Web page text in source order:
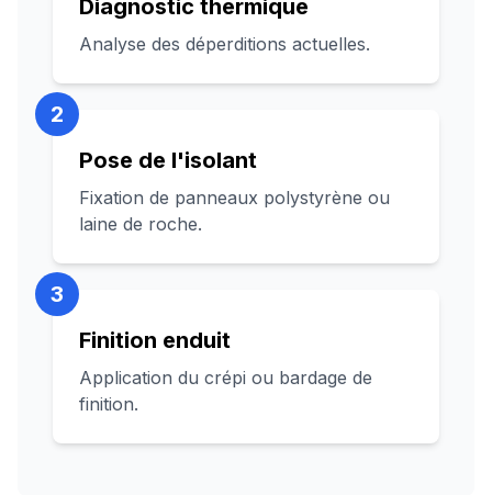
Diagnostic thermique
Analyse des déperditions actuelles.
2
Pose de l'isolant
Fixation de panneaux polystyrène ou
laine de roche.
3
Finition enduit
Application du crépi ou bardage de
finition.